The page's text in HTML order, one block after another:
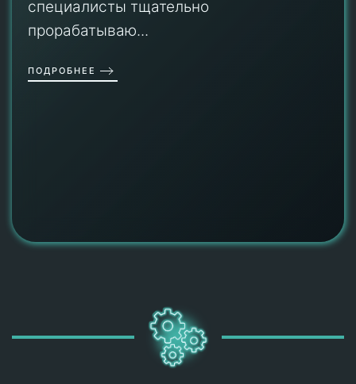
специалисты тщательно
прорабатываю...
ПОДРОБНЕЕ